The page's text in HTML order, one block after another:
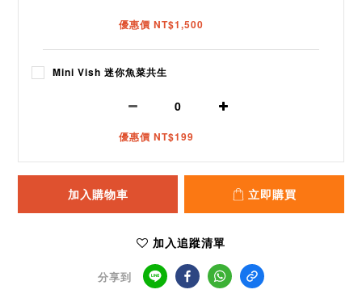
優惠價 NT$1,500
Mini Vish 迷你魚菜共生
優惠價 NT$199
加入購物車 立即購買
加入追蹤清單
分享到